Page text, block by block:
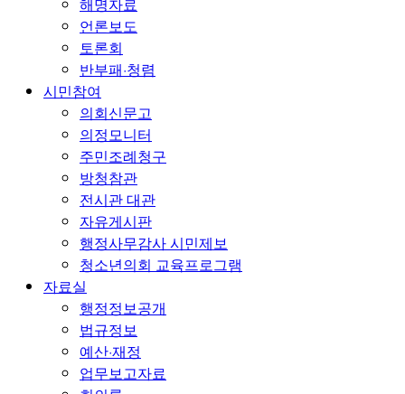
해명자료
언론보도
토론회
반부패·청렴
시민참여
의회신문고
의정모니터
주민조례청구
방청참관
전시관 대관
자유게시판
행정사무감사 시민제보
청소년의회 교육프로그램
자료실
행정정보공개
법규정보
예산·재정
업무보고자료